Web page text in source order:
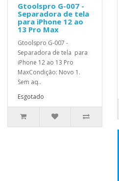
Gtoolspro G-007 -
Separadora de tela
para iPhone 12 ao
13 Pro Max
Gtoolspro G-007 -
Separadora de tela para
iPhone 12 ao 13 Pro
MaxCondição: Novo 1.
Sem aq..
Esgotado